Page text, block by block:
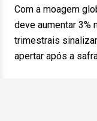
Com a moagem
deve aumentar 3%
trimestrais
apertar após a